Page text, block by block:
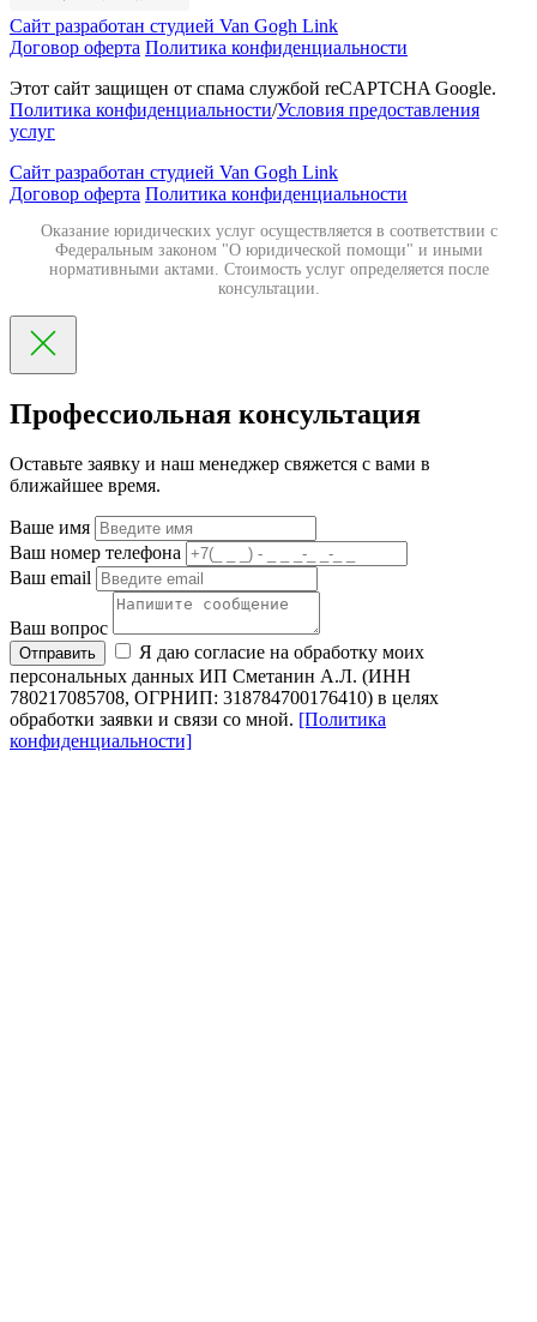
Сайт разработан студией Van Gogh Link
Договор оферта Политика конфиденциальности
Этот сайт защищен от спама службой reCAPTCHA Google.
Политика конфиденциальности/Условия предоставления
услуг
Сайт разработан студией Van Gogh Link
Договор оферта Политика конфиденциальности
Оказание юридических услуг осуществляется в соответствии с
Федеральным законом "О юридической помощи" и иными
нормативными актами. Стоимость услуг определяется после
консультации.
Профессиольная консультация
Оставьте заявку и наш менеджер свяжется с вами в
ближайшее время.
Ваше имя
Ваш номер телефона
Ваш email
Ваш вопрос
Отправить
Я даю согласие на обработку моих
персональных данных ИП Сметанин А.Л. (ИНН
780217085708, ОГРНИП: 318784700176410) в целях
обработки заявки и связи со мной. [Политика
конфиденциальности]